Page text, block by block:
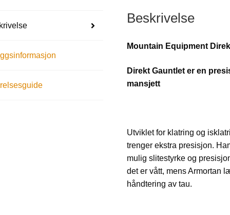
Beskrivelse
Mountain Equipment
Direkt Gauntlet er en
mansjett
Utviklet for klatring og
trenger ekstra presisjon.
mulig slitestyrke og
det er vått, mens Armortan
håndtering av tau.